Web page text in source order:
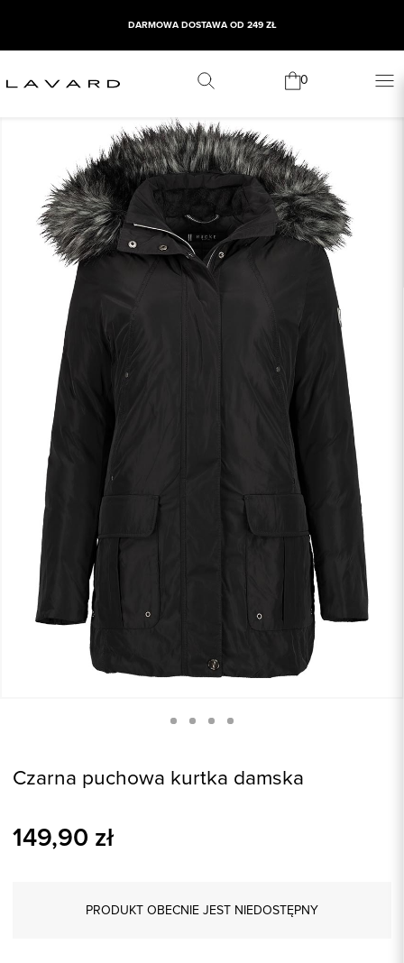
DARMOWA DOSTAWA OD 249 ZŁ
0
Czarna puchowa kurtka damska
149,90 zł
PRODUKT OBECNIE JEST NIEDOSTĘPNY